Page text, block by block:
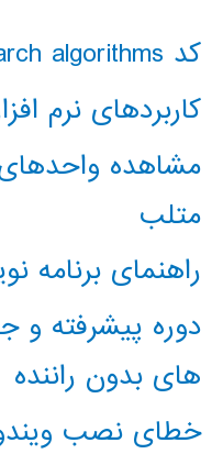
کد classical AI search algorithms
کاربردهای نرم
مشاهده
متلب
راهنمای برنامه
دوره پیشرفته و
های بدون راننده
خطای نصب